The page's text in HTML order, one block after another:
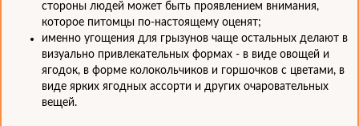
стороны людей может быть проявлением внимания,
которое питомцы по-настоящему оценят;
именно угощения для грызунов чаще остальных делают в
визуально привлекательных формах - в виде овощей и
ягодок, в форме колокольчиков и горшочков с цветами, в
виде ярких ягодных ассорти и других очаровательных
вещей.